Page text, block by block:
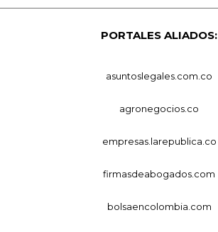
PORTALES ALIADOS:
asuntoslegales.com.co
agronegocios.co
empresas.larepublica.co
firmasdeabogados.com
bolsaencolombia.com